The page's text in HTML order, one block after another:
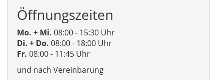
Öffnungszeiten
Mo. + Mi. 08:00 - 15:30 Uhr
Di. + Do. 08:00 - 18:00 Uhr
Fr. 08:00 - 11:45 Uhr
und nach Vereinbarung